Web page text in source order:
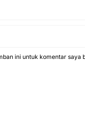
ini untuk komentar saya